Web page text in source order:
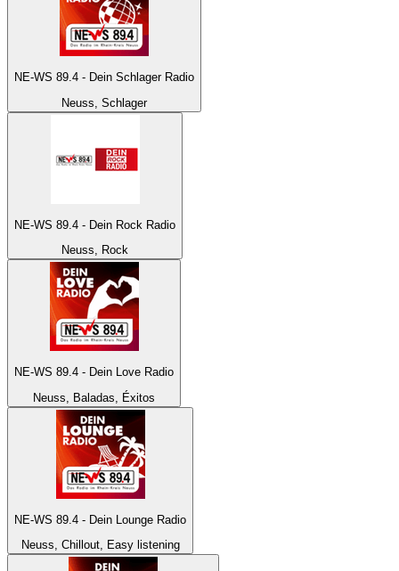
NE-WS 89.4 - Dein Schlager Radio
Neuss, Schlager
NE-WS 89.4 - Dein Rock Radio
Neuss, Rock
NE-WS 89.4 - Dein Love Radio
Neuss, Baladas, Éxitos
NE-WS 89.4 - Dein Lounge Radio
Neuss, Chillout, Easy listening